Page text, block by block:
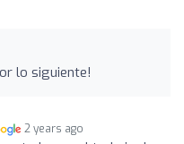
lo siguiente!
2 years ago